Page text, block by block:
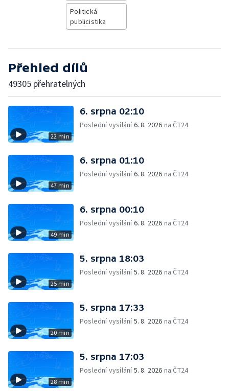
Politická
publicistika
Přehled dílů
49305 přehratelných
22 min
6. srpna 02:10
Poslední vysílání6. 8. 2026 na ČT24
47 min
6. srpna 01:10
Poslední vysílání6. 8. 2026 na ČT24
49 min
6. srpna 00:10
Poslední vysílání6. 8. 2026 na ČT24
25 min
5. srpna 18:03
Poslední vysílání5. 8. 2026 na ČT24
20 min
5. srpna 17:33
Poslední vysílání5. 8. 2026 na ČT24
28 min
5. srpna 17:03
Poslední vysílání5. 8. 2026 na ČT24